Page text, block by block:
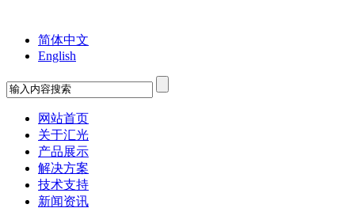
简体中文
English
网站首页
关于汇光
产品展示
解决方案
技术支持
新闻资讯